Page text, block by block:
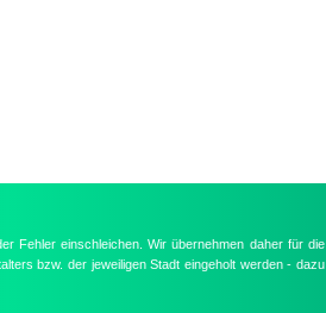
Fehler einschleichen. Wir übernehmen daher für die
bzw. der jeweiligen Stadt eingeholt werden - dazu